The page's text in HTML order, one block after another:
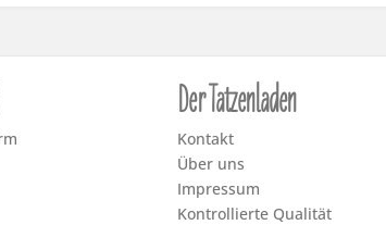
Der Tatzenladen
Kontakt
Über uns
Impressum
Kontrollierte Qualität